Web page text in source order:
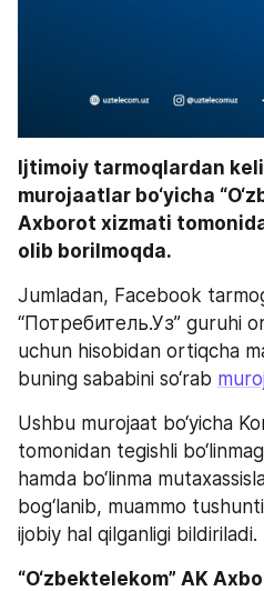
Ijtimoiy tarmoqlardan
murojaatlar bo‘yicha
Axborot xizmati
olib borilmoqda.
Jumladan, Facebook
“Потребитель.Уз” guruhi
uchun hisobidan ortiqcha
buning sababini so‘rab
Ushbu murojaat bo‘yicha
tomonidan tegishli
hamda bo‘linma
bog‘lanib, muammo
ijobiy hal qilganligi bildiriladi.
“O‘zbektelekom” AK